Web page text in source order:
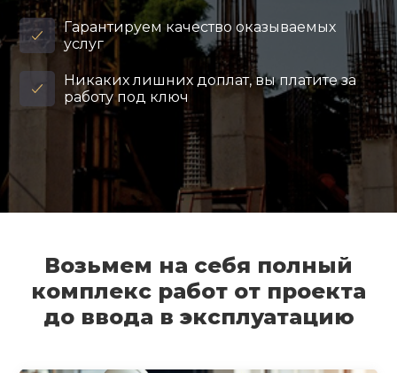
Гарантируем качество оказываемых
услуг
Никаких лишних доплат, вы платите за
работу под ключ
Возьмем на себя полный
комплекс работ от проекта
до ввода в эксплуатацию